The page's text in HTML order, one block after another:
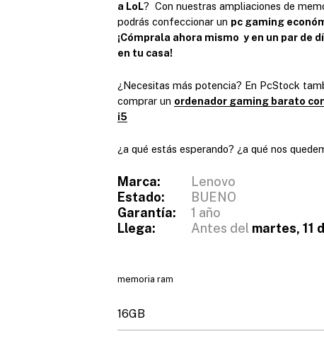
a LoL? Con nuestras ampliaciones de
podrás confeccionar un pc gaming
¡Cómprala ahora mismo y en un par de
en tu casa!
¿Necesitas más potencia? En PcStock
comprar un ordenador gaming barato
i5
¿a qué estás esperando? ¿a qué nos
Marca:
Lenovo
Estado:
BUENO
Garantía:
1 año
Llega:
Antes del martes, 11
memoria ram